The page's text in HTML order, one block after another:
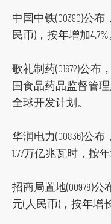
中国中铁(00390)公
民币)，按年增加4.7%
歌礼制药(01672)公布
国食品药品监督管
全球开发计划。
华润电力(00836)公
1.77万亿兆瓦时，按年
招商局置地(00978)公
元(人民币)，按年增长